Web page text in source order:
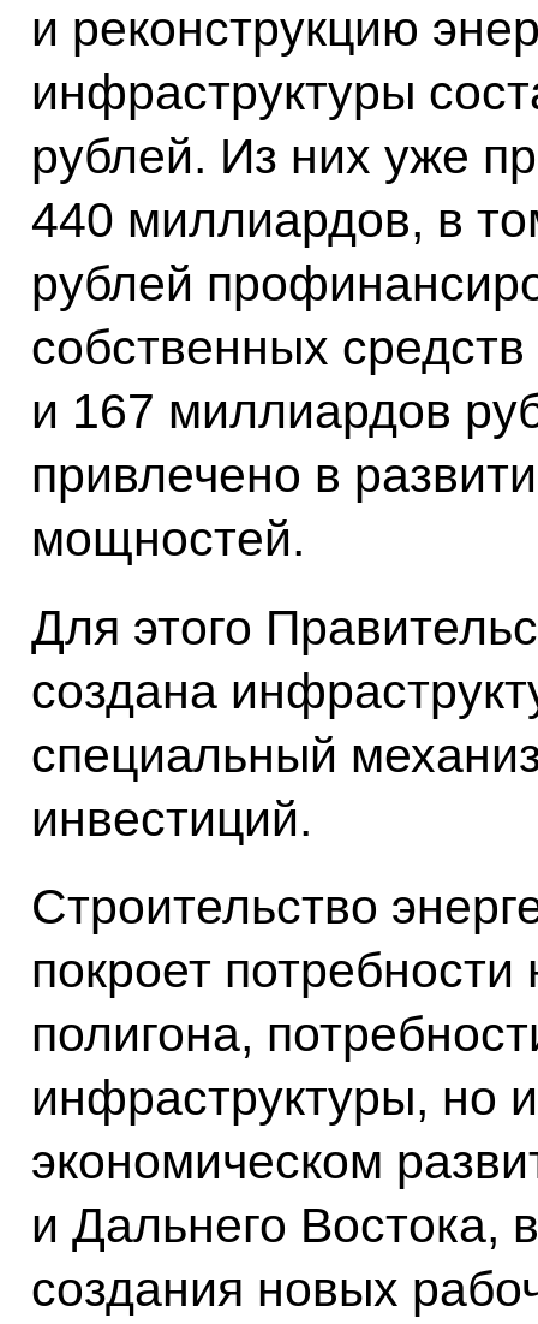
и реконструкцию
инфраструктуры
рублей. Из них уже
440 миллиардов, в
рублей
собственных
и 167 миллиардов
привлечено в
мощностей.
Для этого
создана
специальный
инвестиций.
Строительство
покроет потребности
полигона,
инфраструктуры, но
экономическом
и Дальнего Востока,
создания новых